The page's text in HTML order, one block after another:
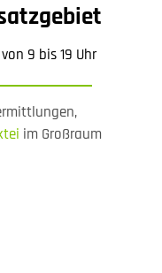
9 bis 19 Uhr
im Großraum